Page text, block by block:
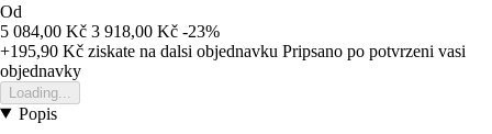
Od
5 084,00 Kč 3 918,00 Kč -23%
+195,90 Kč ziskate na dalsi objednavku Pripsano po potvrzeni vasi
objednavky
Loading...
Popis